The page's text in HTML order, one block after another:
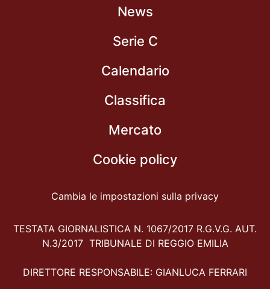
News
Serie C
Calendario
Classifica
Mercato
Cookie policy
Cambia le impostazioni sulla privacy
TESTATA GIORNALISTICA N. 1067/2017 R.G.V.G. AUT.
N.3/2017 TRIBUNALE DI REGGIO EMILIA
DIRETTORE RESPONSABILE: GIANLUCA FERRARI